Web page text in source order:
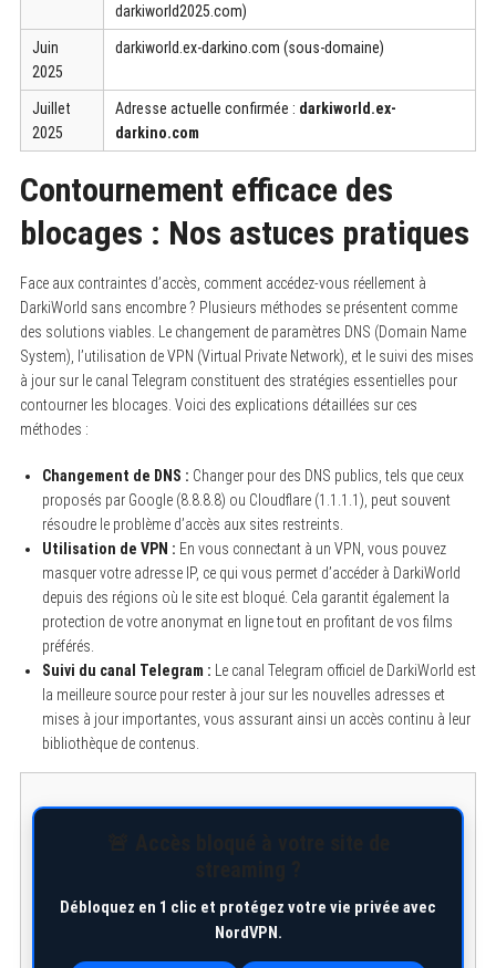
darkiworld2025.com)
Juin
2025
darkiworld.ex-darkino.com (sous-domaine)
Juillet
2025
Adresse actuelle confirmée : darkiworld.ex-
darkino.com
Contournement efficace des
blocages : Nos astuces pratiques
Face aux contraintes d’accès, comment accédez-vous réellement à
DarkiWorld sans encombre ? Plusieurs méthodes se présentent comme
des solutions viables. Le changement de paramètres DNS (Domain Name
System), l’utilisation de VPN (Virtual Private Network), et le suivi des mises
à jour sur le canal Telegram constituent des stratégies essentielles pour
contourner les blocages. Voici des explications détaillées sur ces
méthodes :
Changement de DNS : Changer pour des DNS publics, tels que ceux
proposés par Google (8.8.8.8) ou Cloudflare (1.1.1.1), peut souvent
résoudre le problème d’accès aux sites restreints.
Utilisation de VPN : En vous connectant à un VPN, vous pouvez
masquer votre adresse IP, ce qui vous permet d’accéder à DarkiWorld
depuis des régions où le site est bloqué. Cela garantit également la
protection de votre anonymat en ligne tout en profitant de vos films
préférés.
Suivi du canal Telegram : Le canal Telegram officiel de DarkiWorld est
la meilleure source pour rester à jour sur les nouvelles adresses et
mises à jour importantes, vous assurant ainsi un accès continu à leur
bibliothèque de contenus.
Débloquez en 1 clic et protégez votre vie privée avec
NordVPN.